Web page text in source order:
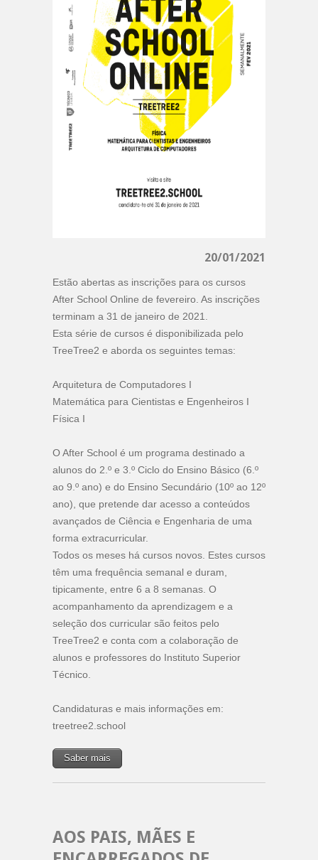
20/01/2021
Estão abertas as inscrições para os cursos
After School Online de fevereiro. As inscrições
terminam a 31 de janeiro de 2021.
Esta série de cursos é disponibilizada pelo
TreeTree2 e aborda os seguintes temas:
Arquitetura de Computadores I
Matemática para Cientistas e Engenheiros I
Física I
O After School é um programa destinado a
alunos do 2.º e 3.º Ciclo do Ensino Básico (6.º
ao 9.º ano) e do Ensino Secundário (10º ao 12º
ano), que pretende dar acesso a conteúdos
avançados de Ciência e Engenharia de uma
forma extracurricular.
Todos os meses há cursos novos. Estes cursos
têm uma frequência semanal e duram,
tipicamente, entre 6 a 8 semanas. O
acompanhamento da aprendizagem e a
seleção dos curricular são feitos pelo
TreeTree2 e conta com a colaboração de
alunos e professores do Instituto Superior
Técnico.
Candidaturas e mais informações em:
treetree2.school
Saber mais
AOS PAIS, MÃES E